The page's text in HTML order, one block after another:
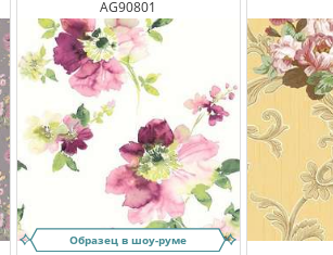
AG90801
Образец в шоу-руме